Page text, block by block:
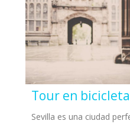
Tour en bicicleta
Sevilla es una ciudad